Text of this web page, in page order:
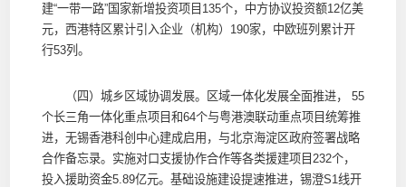
建“一带一路”国家新增投资项目135个，中方协议投资额12亿美
元，西港特区累计引入企业（机构）190家，中欧班列累计开
行53列。
（四）城乡区域协调发展。区域一体化发展全面推进， 55
个长三角一体化重点项目和64个与粤港澳联动重点项目统筹推
进，无锡香港科创中心建成启用，与北京海淀区政府签署战略
合作备忘录。实施对口支援协作合作等各类援建项目232个，
投入援助资金5.89亿元。基础设施建设提速推进，锡澄S1线开